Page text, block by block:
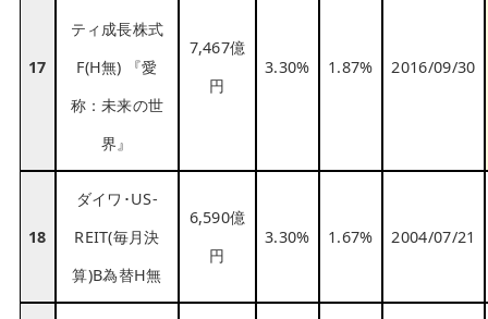
17
ティ成長株式
F(H無) 『愛
称：未来の世
界』
7,467億
円
3.30% 1.87% 2016/09/30
18
ダイワ･US-
REIT(毎月決
算)B為替H無
6,590億
円
3.30% 1.67% 2004/07/21